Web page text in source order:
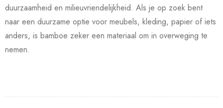
duurzaamheid en milieuvriendelijkheid. Als je op zoek bent
naar een duurzame optie voor meubels, kleding, papier of iets
anders, is bamboe zeker een materiaal om in overweging te
nemen.